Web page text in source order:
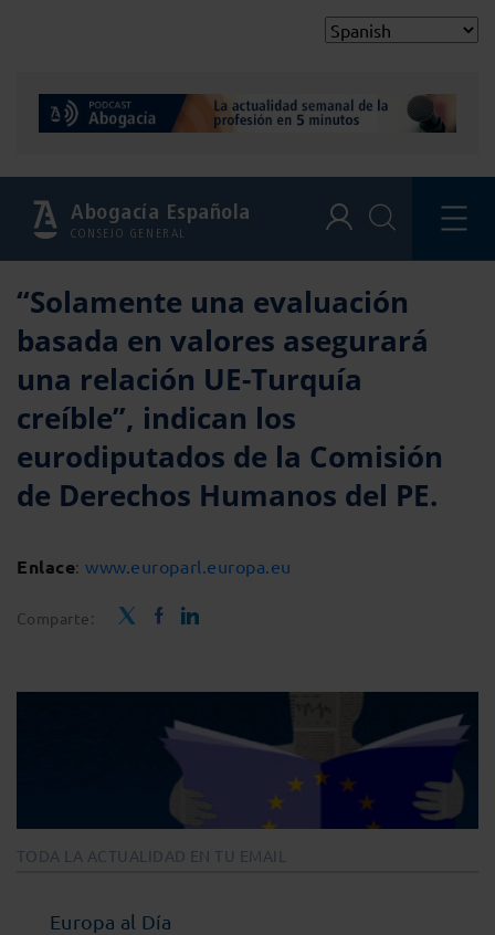
Abogacía Española
CONSEJO GENERAL
“Solamente una evaluación
basada en valores asegurará
una relación UE-Turquía
creíble”, indican los
eurodiputados de la Comisión
de Derechos Humanos del PE.
Enlace:www.europarl.europa.eu
Comparte:
TODA LA ACTUALIDAD EN TU EMAIL
Europa al Día